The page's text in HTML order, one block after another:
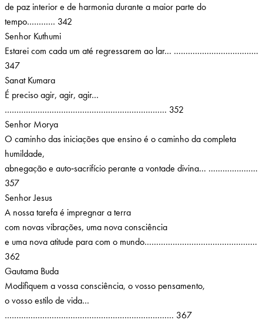
de paz interior e de harmonia durante a maior parte do
tempo………… 342
Senhor Kuthumi
Estarei com cada um até regressarem ao lar… ………………………………
347
Sanat Kumara
É preciso agir, agir, agir…
…………………………………………………………… 352
Senhor Morya
O caminho das iniciações que ensino é o caminho da completa
humildade,
abnegação e auto‑sacrifício perante a vontade divina… …………………
357
Senhor Jesus
A nossa tarefa é impregnar a terra
com novas vibrações, uma nova consciência
e uma nova atitude para com o mundo…………………………………………
362
Gautama Buda
Modifiquem a vossa consciência, o vosso pensamento,
o vosso estilo de vida…
……………………………………………………………… 367